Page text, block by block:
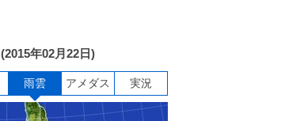
(2015年02月22日)
雨雲 アメダス 実況